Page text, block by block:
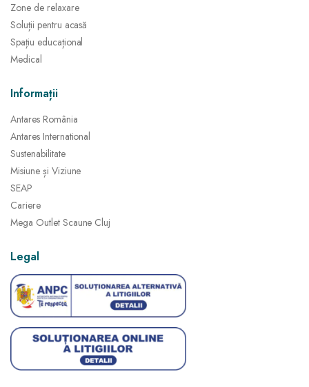
Zone de relaxare
Soluții pentru acasă
Spațiu educațional
Medical
Informații
Antares România
Antares International
Sustenabilitate
Misiune și Viziune
SEAP
Cariere
Mega Outlet Scaune Cluj
Legal